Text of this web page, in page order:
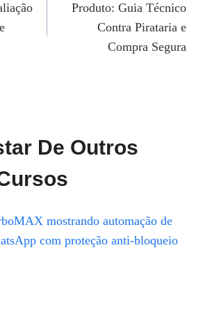
Produto: Guia Técnico
Contra Pirataria e
Compra Segura
De Outros